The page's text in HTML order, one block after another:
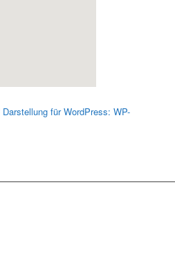
für WordPress: WP-